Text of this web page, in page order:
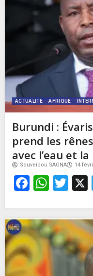
ACTUALITE AFRIQUE
Burundi :
prend les
avec l’eau et
Souveibou SAGNA 14